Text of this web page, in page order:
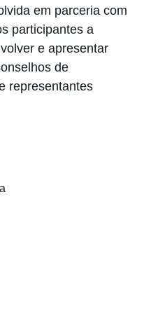
em parceria com
participantes a
e apresentar
de
representantes